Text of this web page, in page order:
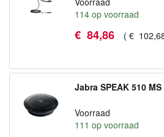
114 op voorraad
€ 84,86 ( € 102,
Jabra SPEAK 510 MS
Voorraad
111 op voorraad